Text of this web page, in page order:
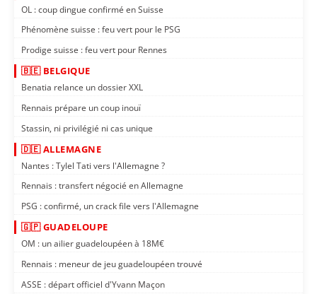
OL : coup dingue confirmé en Suisse
Phénomène suisse : feu vert pour le PSG
Prodige suisse : feu vert pour Rennes
🇧🇪 BELGIQUE
Benatia relance un dossier XXL
Rennais prépare un coup inouï
Stassin, ni privilégié ni cas unique
🇩🇪 ALLEMAGNE
Nantes : Tylel Tati vers l'Allemagne ?
Rennais : transfert négocié en Allemagne
PSG : confirmé, un crack file vers l'Allemagne
🇬🇵 GUADELOUPE
OM : un ailier guadeloupéen à 18M€
Rennais : meneur de jeu guadeloupéen trouvé
ASSE : départ officiel d'Yvann Maçon